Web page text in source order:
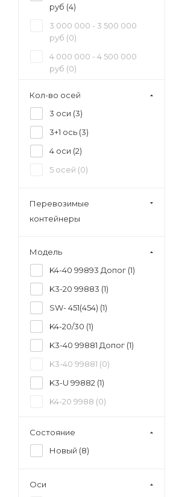
Изотермический
Тонар R4-16V (41
европаллет)
97855
от
руб (4)
3 000 000 - 3 500 000
руб (0)
4 000 000 - 4 500 000
руб (0)
руб (1)
8 500 000 - 9 000 000
руб (0)
Кол-во осей
3 оси (3)
3+1 ось (3)
4 оси (2)
5 осей (0)
Перевозимые
контейнеры
Модель
K4-40 99893 Допог (1)
K3-20 99883 (1)
SW- 451(454) (1)
K4-20/30 (1)
K3-40 99881 Допог (1)
K3-40 99881 (0)
K3-U 99882 (1)
K4-20 9988 (0)
PF-41N-2 (0
Состояние
Новый (8)
Оси